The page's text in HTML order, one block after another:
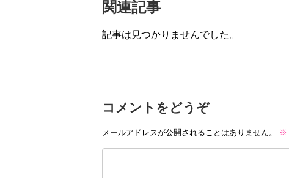
関連記事
記事は見つかりませんでした。
コメントをどうぞ
メールアドレスが公開されることはありません。 ※